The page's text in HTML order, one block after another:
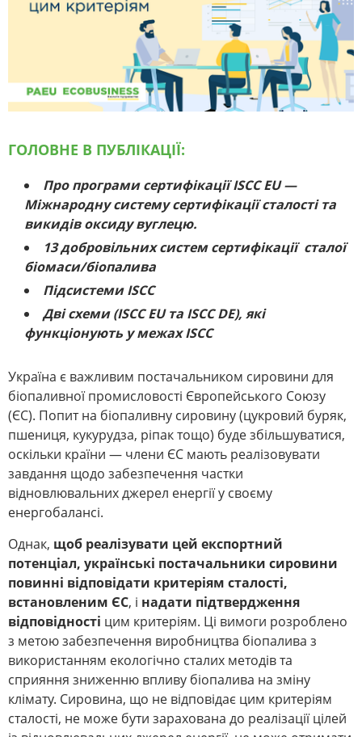
ГОЛОВНЕ В ПУБЛІКАЦІЇ:
Про програми сертифікації ISCC EU —
Міжнародну систему сертифікації сталості та
викидів оксиду вуглецю.
13 добровільних систем сертифікації сталої
біомаси/біопалива
Підсистеми ISCC
Дві схеми (ISCC EU та ISCC DE), які
функціонують у межах ISCC
Україна є важливим постачальником сировини для
біопаливної промисловості Європейського Союзу
(ЄС). Попит на біопаливну сировину (цукровий буряк,
пшениця, кукурудза, ріпак тощо) буде збільшуватися,
оскільки країни — члени ЄС мають реалізовувати
завдання щодо забезпечення частки
відновлювальних джерел енергії у своєму
енергобалансі.
Однак, щоб реалізувати цей експортний
потенціал, українські постачальники сировини
повинні відповідати критеріям сталості,
встановленим ЄС, і надати підтвердження
відповідності цим критеріям. Ці вимоги розроблено
з метою забезпечення виробництва біопалива з
використанням екологічно сталих методів та
сприяння зниженню впливу біопалива на зміну
клімату. Сировина, що не відповідає цим критеріям
сталості, не може бути зарахована до реалізації цілей